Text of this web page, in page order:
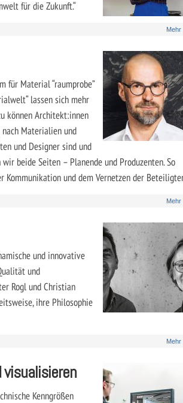
für die Zukunft.“
Mehr
für Material “raumprobe”
lassen sich mehr
können Architekt:innen
Materialien und
und Designer sind und
beide Seiten – Planende und Produzenten. So
und dem Vernetzen der
Mehr
und innovative
und
Rogl und Christian
ihre Philosophie
Mehr
visualisieren
Kenngrößen